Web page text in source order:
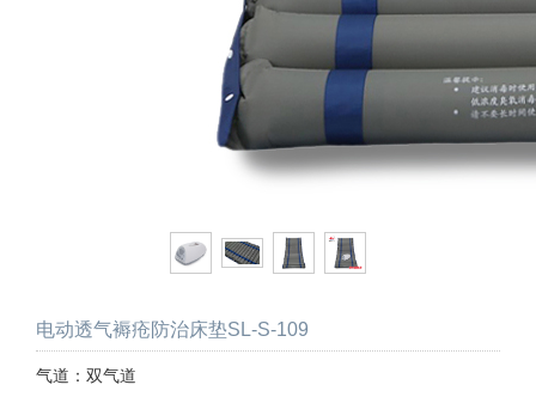
电动透气褥疮防治床垫SL-S-109
气道：双气道